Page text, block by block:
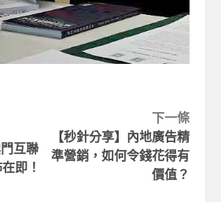
下一條
【秒針分享】內地廣告精
準營銷，如何令錢花得有
價值？
互聯
即！